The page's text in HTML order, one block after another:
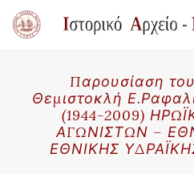
Παρουσίαση
Θεμιστοκλή
(1944-2009)
ΑΓΩΝΙΣΤΩΝ –
ΕΘΝΙΚΗΣ